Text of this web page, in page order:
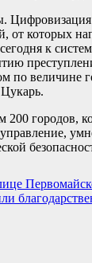
которых
к
по
200